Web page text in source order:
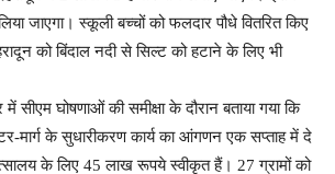
जाएगा। स्कूली बच्चों को फलदार पौधे वितरित किए
को बिंदाल नदी से सिल्ट को हटाने के लिए भी
में सीएम घोषणाओं की समीक्षा के दौरान बताया गया कि
मार्ग के सुधारीकरण कार्य का आंगणन एक सप्ताह में दे
के लिए 45 लाख रूपये स्वीकृत हैं। 27 ग्रामों को